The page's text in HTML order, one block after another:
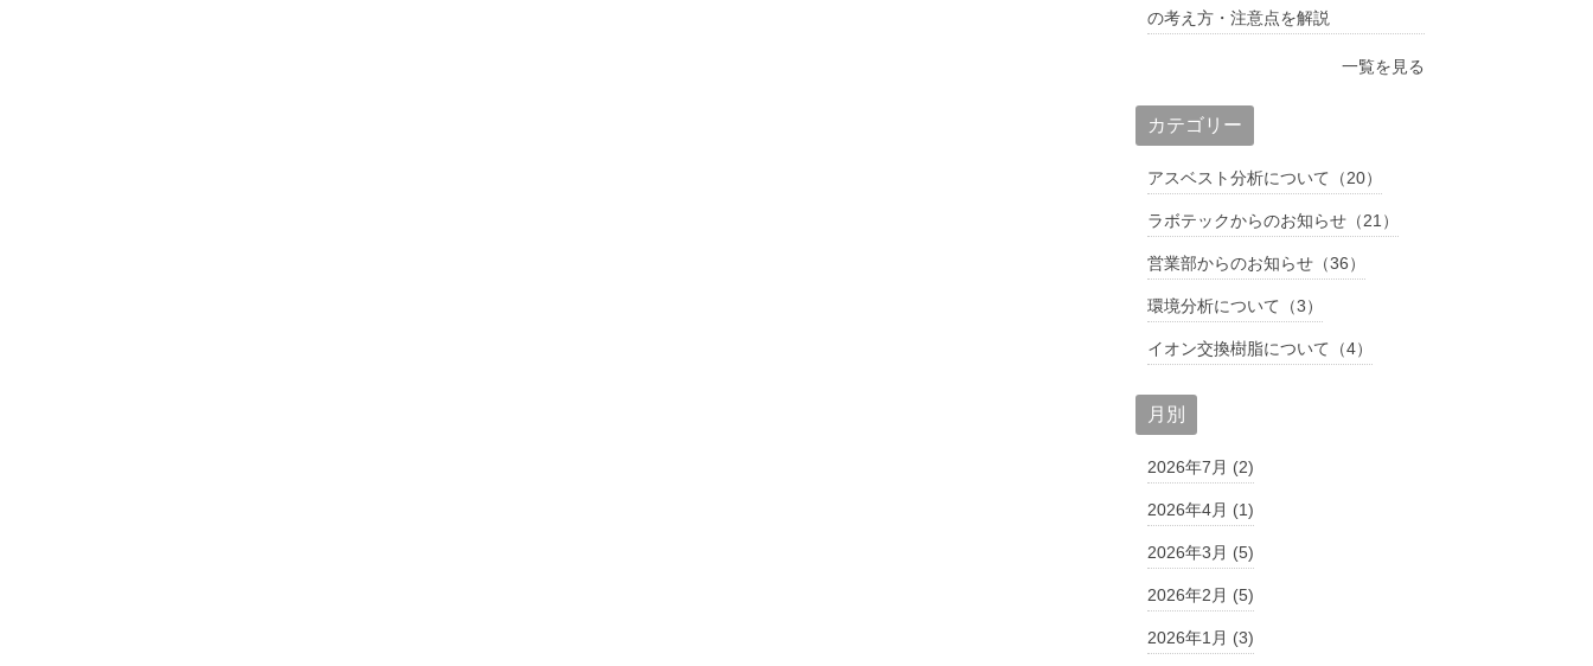
の考え方・注意点を解説
一覧を見る
カテゴリー
アスベスト分析について（20）
ラボテックからのお知らせ（21）
営業部からのお知らせ（36）
環境分析について（3）
イオン交換樹脂について（4）
月別
2026年7月 (2)
2026年4月 (1)
2026年3月 (5)
2026年2月 (5)
2026年1月 (3)